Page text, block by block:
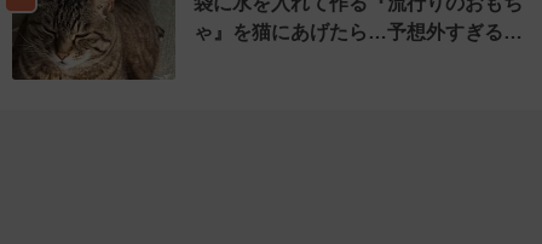
ゃ』を猫にあげたら…予想外すぎる…